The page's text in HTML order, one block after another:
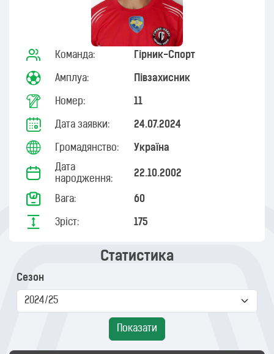
Команда: Гірник-Cпорт
Амплуа: Півзахисник
Номер: 11
Дата заявки: 24.07.2024
Громадянство: Україна
Дата
народження:
22.10.2002
Вага: 60
Зріст: 175
Статистика
Сезон
Показати